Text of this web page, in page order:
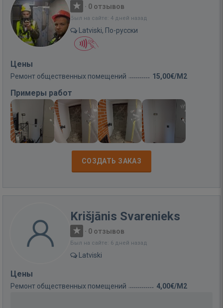
· 0 отзывов
Был на сайте: 4 дней назад
Latviski, По-русски
Цены
Ремонт общественных помещений 15,00€/M2
Примеры работ
СОЗДАТЬ ЗАКАЗ
Krišjānis Svarenieks
· 0 отзывов
Был на сайте: 6 дней назад
Latviski
Цены
Ремонт общественных помещений 4,00€/M2